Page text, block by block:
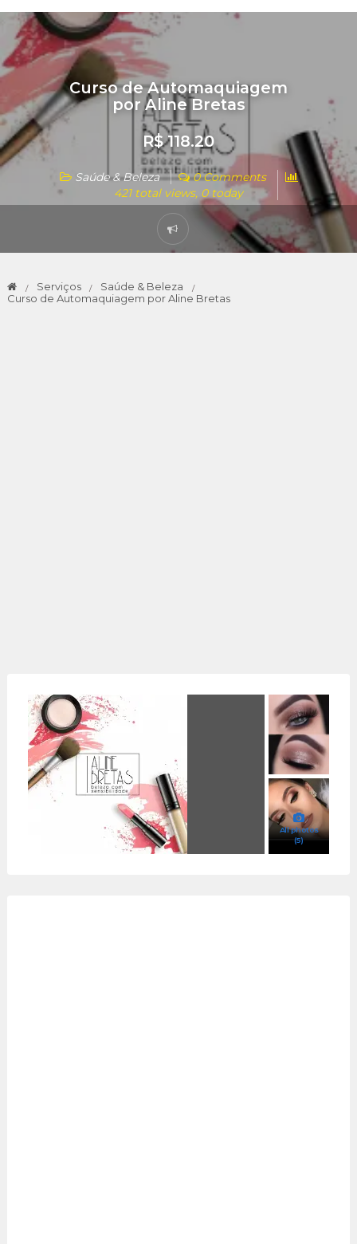
Curso de Automaquiagem
por Aline Bretas
R$ 118.20
Saúde & Beleza
0 Comments
421 total views, 0 today
Serviços
Saúde & Beleza
Curso de Automaquiagem por Aline Bretas
All photos
(5)